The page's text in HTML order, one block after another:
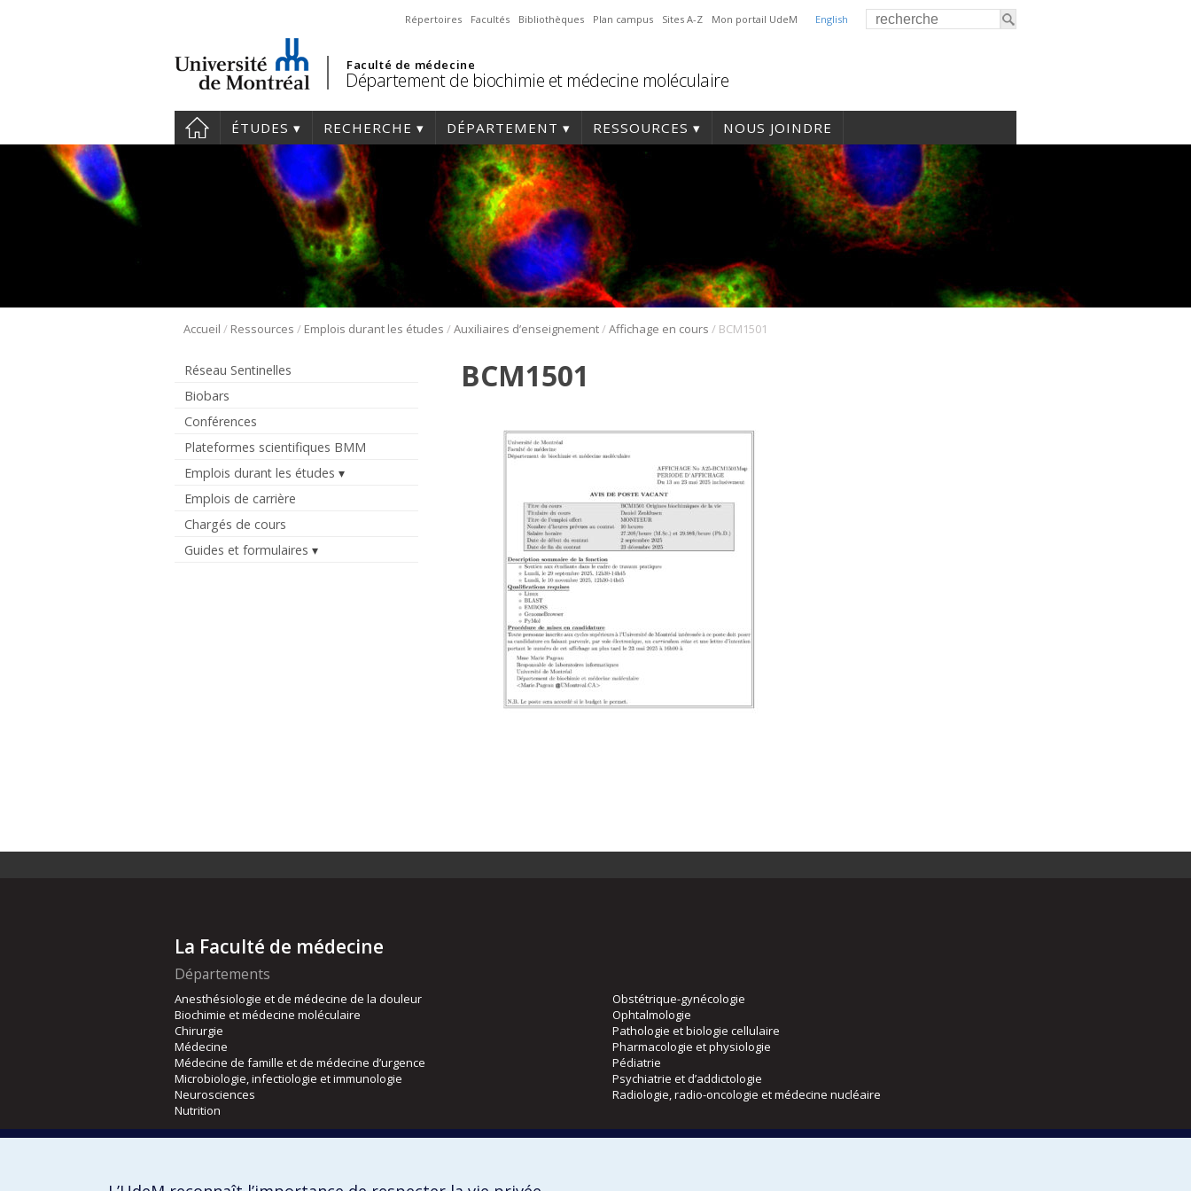
English
Répertoires Facultés Bibliothèques Plan campus Sites A-Z Mon portail UdeM
Faculté de médecine
Département de biochimie et médecine moléculaire
ÉTUDES RECHERCHE DÉPARTEMENT RESSOURCES NOUS JOINDRE
Accueil / Ressources / Emplois durant les études /Auxiliaires d’enseignement/Affichage en cours / BCM1501
Réseau Sentinelles
Biobars
Conférences
Plateformes scientifiques BMM
Emplois durant les études
Emplois de carrière
Chargés de cours
Guides et formulaires
BCM1501
La Faculté de médecine
Départements
Anesthésiologie et de médecine de la douleur
Biochimie et médecine moléculaire
Chirurgie
Médecine
Médecine de famille et de médecine d’urgence
Microbiologie, infectiologie et immunologie
Neurosciences
Nutrition
Obstétrique-gynécologie
Ophtalmologie
Pathologie et biologie cellulaire
Pharmacologie et physiologie
Pédiatrie
Psychiatrie et d’addictologie
Radiologie, radio-oncologie et médecine nucléaire